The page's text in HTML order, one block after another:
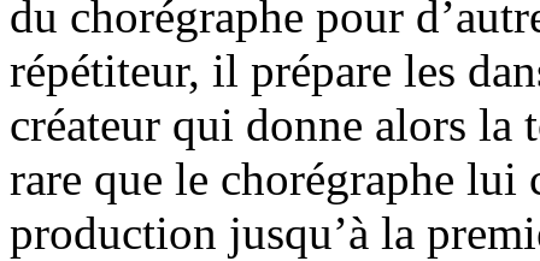
du chorégraphe pour
répétiteur, il prépare les
créateur qui donne alors la
rare que le chorégraphe
production jusqu’à la